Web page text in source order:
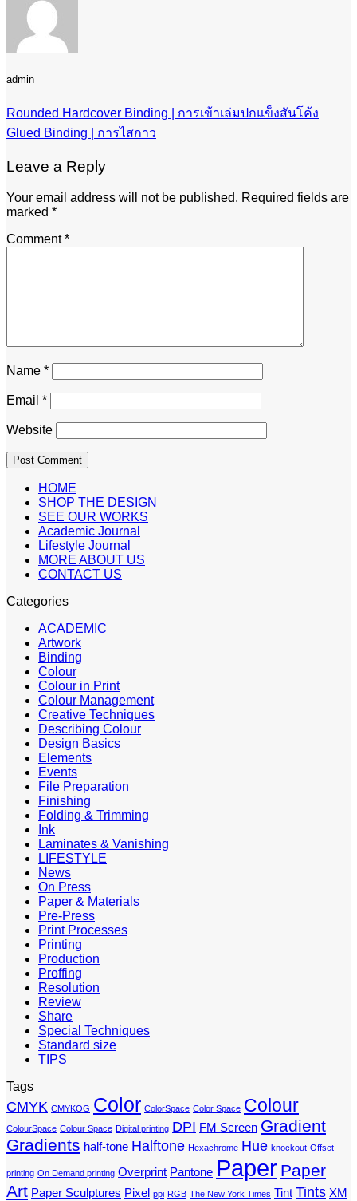
admin
Rounded Hardcover Binding | การเข้าเล่มปกแข็งสันโค้ง
Glued Binding | การไสกาว
Leave a Reply
Your email address will not be published. Required fields are
marked *
Comment*
Name *
Email *
Website
HOME
SHOP THE DESIGN
SEE OUR WORKS
Academic Journal
Lifestyle Journal
MORE ABOUT US
CONTACT US
Categories
ACADEMIC
Artwork
Binding
Colour
Colour in Print
Colour Management
Creative Techniques
Describing Colour
Design Basics
Elements
Events
File Preparation
Finishing
Folding & Trimming
Ink
Laminates & Vanishing
LIFESTYLE
News
On Press
Paper & Materials
Pre-Press
Print Processes
Printing
Production
Proffing
Resolution
Review
Share
Special Techniques
Standard size
TIPS
Tags
CMYK CMYKOG Color ColorSpace Color Space Colour
ColourSpace Colour Space Digital printing DPI FM Screen Gradient
Gradients half-tone Halftone Hexachrome Hue knockout Offset
printing On Demand printing Overprint Pantone Paper Paper
Art Paper Sculptures Pixel ppi RGB The New York Times Tint Tints XM